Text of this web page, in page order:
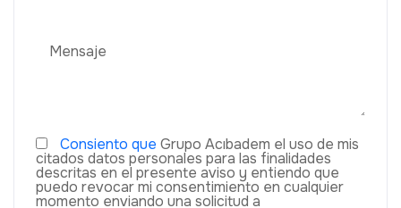
Consiento que Grupo Acıbadem el uso de mis
citados datos personales para las finalidades
descritas en el presente aviso y entiendo que
puedo revocar mi consentimiento en cualquier
momento enviando una solicitud a